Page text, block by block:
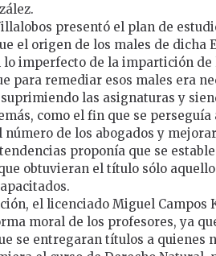
presentó el plan de
el origen de los males de dicha
imperfecto de la impartición de
para remediar esos males era
las asignaturas y
como el fin que se
número de los abogados y
proponía que se
obtuvieran el título sólo
el licenciado Miguel Campos
moral de los profesores, ya
se entregaran títulos a quienes